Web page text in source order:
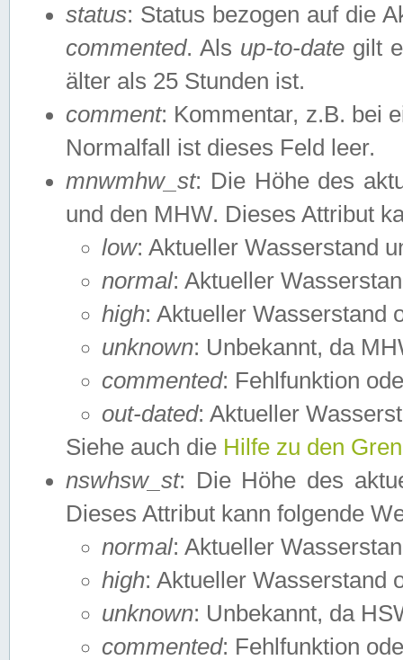
status: Status bezogen auf die
commented. Als up-to-date gilt
älter als 25 Stunden ist.
comment: Kommentar, z.B. bei
Normalfall ist dieses Feld leer.
mnwmhw_st: Die Höhe des
und den MHW. Dieses Attribut
low: Aktueller Wasserstand
normal: Aktueller
high: Aktueller Wasserstand
unknown: Unbekannt, da
commented: Fehlfunktion
out-dated: Aktueller
Siehe auch die Hilfe zu den
nswhsw_st: Die Höhe des
Dieses Attribut kann folgende
normal: Aktueller
high: Aktueller Wasserstand
unknown: Unbekannt, da
commented: Fehlfunktion